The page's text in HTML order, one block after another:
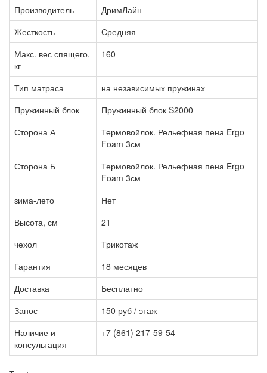
Производитель
ДримЛайн
Жесткость
Средняя
Макс. вес спящего,
кг
160
Тип матраса
на независимых пружинах
Пружинный блок
Пружинный блок S2000
Сторона А
Термовойлок. Рельефная пена Ergo
Foam 3см
Сторона Б
Термовойлок. Рельефная пена Ergo
Foam 3см
зима-лето
Нет
Высота, см
21
чехол
Трикотаж
Гарантия
18 месяцев
Доставка
Бесплатно
Занос
150 руб / этаж
Наличие и
консультация
+7 (861) 217-59-54